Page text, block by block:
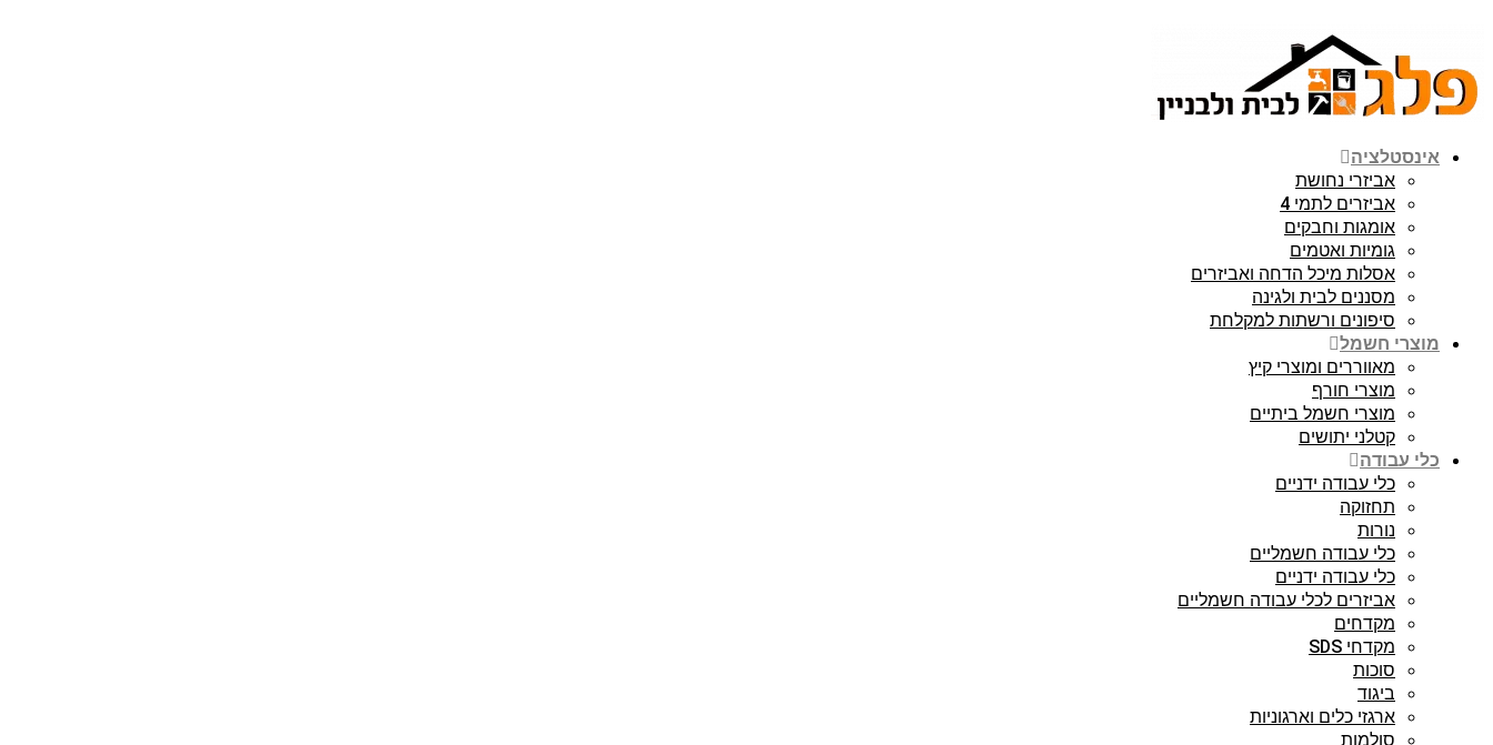
אינסטלציה
אביזרי נחושת
אביזרים לתמי 4
אומגות וחבקים
גומיות ואטמים
אסלות מיכל הדחה ואביזרים
מסננים לבית ולגינה
סיפונים ורשתות למקלחת
מוצרי חשמל
מאווררים ומוצרי קיץ
מוצרי חורף
מוצרי חשמל ביתיים
קטלני יתושים
כלי עבודה
כלי עבודה ידניים
תחזוקה
נורות
כלי עבודה חשמליים
כלי עבודה ידניים
אביזרים לכלי עבודה חשמליים
מקדחים
מקדחי SDS
סוכות
ביגוד
ארגזי כלים וארגוניות
סולמות